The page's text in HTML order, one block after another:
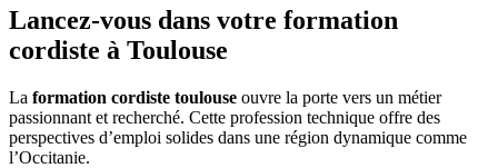
Lancez-vous dans votre formation
cordiste à Toulouse
La formation cordiste toulouse ouvre la porte vers un métier
passionnant et recherché. Cette profession technique offre des
perspectives d’emploi solides dans une région dynamique comme
l’Occitanie.